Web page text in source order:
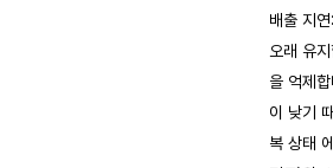
배출 지
오래 유
을 억제
이 낮기
복 상태